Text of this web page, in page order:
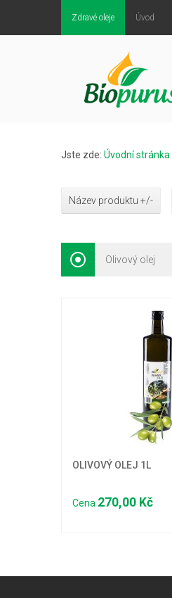
Zdravé oleje Úvod
Jste zde: Úvodní stránka
Název produktu +/-
Olivový olej
OLIVOVÝ OLEJ 1L
Cena 270,00 Kč